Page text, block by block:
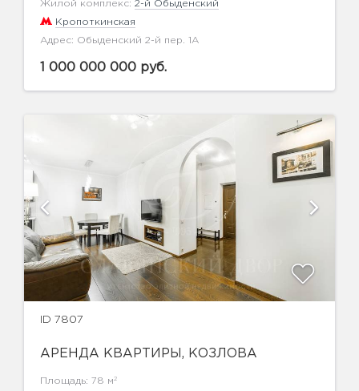
Жилой комплекс: 2-й Обыденский
Кропоткинская
Адрес: Обыденский 2-й пер. 1А
1 000 000 000 руб.
ID 7807
АРЕНДА КВАРТИРЫ, КОЗЛОВА
Площадь: 78 м 2